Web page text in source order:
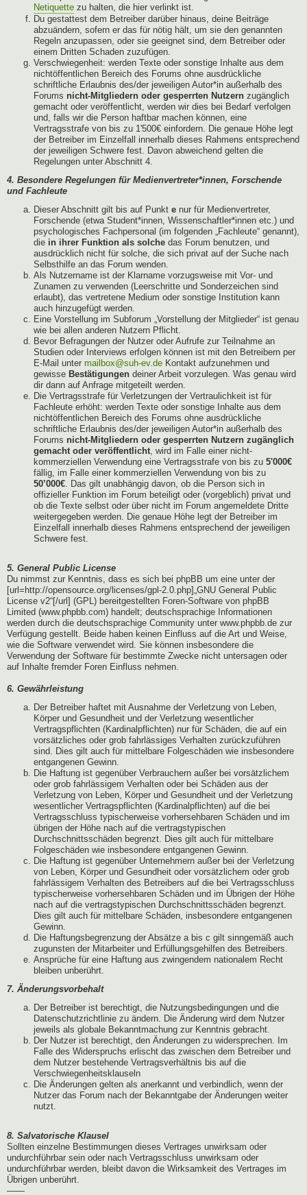
Netiquette zu halten, die hier verlinkt ist.
Du gestattest dem Betreiber darüber hinaus, deine Beiträge
abzuändern, sofern er das für nötig hält, um sie den genannten
Regeln anzupassen, oder sie geeignet sind, dem Betreiber oder
einem Dritten Schaden zuzufügen.
Verschwiegenheit: werden Texte oder sonstige Inhalte aus dem
nichtöffentlichen Bereich des Forums ohne ausdrückliche
schriftliche Erlaubnis des/der jeweiligen Autor*in außerhalb des
Forums nicht-Mitgliedern oder gesperrten Nutzern zugänglich
gemacht oder veröffentlicht, werden wir dies bei Bedarf verfolgen
und, falls wir die Person haftbar machen können, eine
Vertragsstrafe von bis zu 1'500€ einfordern. Die genaue Höhe legt
der Betreiber im Einzelfall innerhalb dieses Rahmens entsprechend
der jeweiligen Schwere fest. Davon abweichend gelten die
Regelungen unter Abschnitt 4.
4. Besondere Regelungen für Medienvertreter*innen, Forschende
und Fachleute
Dieser Abschnitt gilt bis auf Punkt e nur für Medienvertreter,
Forschende (etwa Student*innen, Wissenschaftler*innen etc.) und
psychologisches Fachpersonal (im folgenden „Fachleute“ genannt),
die in ihrer Funktion als solche das Forum benutzen, und
ausdrücklich nicht für solche, die sich privat auf der Suche nach
Selbsthilfe an das Forum wenden.
Als Nutzername ist der Klarname vorzugsweise mit Vor- und
Zunamen zu verwenden (Leerschritte und Sonderzeichen sind
erlaubt), das vertretene Medium oder sonstige Institution kann
auch hinzugefügt werden.
Eine Vorstellung im Subforum „Vorstellung der Mitglieder“ ist genau
wie bei allen anderen Nutzern Pflicht.
Bevor Befragungen der Nutzer oder Aufrufe zur Teilnahme an
Studien oder Interviews erfolgen können ist mit den Betreibern per
E-Mail unter mailbox@suh-ev.de Kontakt aufzunehmen und
gewisse Bestätigungen deiner Arbeit vorzulegen. Was genau wird
dir dann auf Anfrage mitgeteilt werden.
Die Vertragsstrafe für Verletzungen der Vertraulichkeit ist für
Fachleute erhöht: werden Texte oder sonstige Inhalte aus dem
nichtöffentlichen Bereich des Forums ohne ausdrückliche
schriftliche Erlaubnis des/der jeweiligen Autor*in außerhalb des
Forums nicht-Mitgliedern oder gesperrten Nutzern zugänglich
gemacht oder veröffentlicht , wird im Falle einer nicht-
kommerziellen Verwendung eine Vertragsstrafe von bis zu 5'000€
fällig, im Falle einer kommerziellen Verwendung von bis zu
50’000€ . Das gilt unabhängig davon, ob die Person sich in
offizieller Funktion im Forum beteiligt oder (vorgeblich) privat und
ob die Texte selbst oder über nicht im Forum angemeldete Dritte
weitergegeben werden. Die genaue Höhe legt der Betreiber im
Einzelfall innerhalb dieses Rahmens entsprechend der jeweiligen
Schwere fest.
5. General Public License
Du nimmst zur Kenntnis, dass es sich bei phpBB um eine unter der
[url=http://opensource.org/licenses/gpl-2.0.php]„GNU General Public
License v2“[/url] (GPL) bereitgestellten Foren-Software von phpBB
Limited (www.phpbb.com) handelt; deutschsprachige Informationen
werden durch die deutschsprachige Community unter www.phpbb.de zur
Verfügung gestellt. Beide haben keinen Einfluss auf die Art und Weise,
wie die Software verwendet wird. Sie können insbesondere die
Verwendung der Software für bestimmte Zwecke nicht untersagen oder
auf Inhalte fremder Foren Einfluss nehmen.
6. Gewährleistung
Der Betreiber haftet mit Ausnahme der Verletzung von Leben,
Körper und Gesundheit und der Verletzung wesentlicher
Vertragspflichten (Kardinalpflichten) nur für Schäden, die auf ein
vorsätzliches oder grob fahrlässiges Verhalten zurückzuführen
sind. Dies gilt auch für mittelbare Folgeschäden wie insbesondere
entgangenen Gewinn.
Die Haftung ist gegenüber Verbrauchern außer bei vorsätzlichem
oder grob fahrlässigem Verhalten oder bei Schäden aus der
Verletzung von Leben, Körper und Gesundheit und der Verletzung
wesentlicher Vertragspflichten (Kardinalpflichten) auf die bei
Vertragsschluss typischerweise vorhersehbaren Schäden und im
übrigen der Höhe nach auf die vertragstypischen
Durchschnittsschäden begrenzt. Dies gilt auch für mittelbare
Folgeschäden wie insbesondere entgangenen Gewinn.
Die Haftung ist gegenüber Unternehmern außer bei der Verletzung
von Leben, Körper und Gesundheit oder vorsätzlichem oder grob
fahrlässigem Verhalten des Betreibers auf die bei Vertragsschluss
typischerweise vorhersehbaren Schäden und im Übrigen der Höhe
nach auf die vertragstypischen Durchschnittsschäden begrenzt.
Dies gilt auch für mittelbare Schäden, insbesondere entgangenen
Gewinn.
Die Haftungsbegrenzung der Absätze a bis c gilt sinngemäß auch
zugunsten der Mitarbeiter und Erfüllungsgehilfen des Betreibers.
Ansprüche für eine Haftung aus zwingendem nationalem Recht
bleiben unberührt.
7. Änderungsvorbehalt
Der Betreiber ist berechtigt, die Nutzungsbedingungen und die
Datenschutzrichtlinie zu ändern. Die Änderung wird dem Nutzer
jeweils als globale Bekanntmachung zur Kenntnis gebracht.
Der Nutzer ist berechtigt, den Änderungen zu widersprechen. Im
Falle des Widerspruchs erlischt das zwischen dem Betreiber und
dem Nutzer bestehende Vertragsverhältnis bis auf die
Verschwiegenheitsklauseln
Die Änderungen gelten als anerkannt und verbindlich, wenn der
Nutzer das Forum nach der Bekanntgabe der Änderungen weiter
nutzt.
8. Salvatorische Klausel
Sollten einzelne Bestimmungen dieses Vertrages unwirksam oder
undurchführbar sein oder nach Vertragsschluss unwirksam oder
undurchführbar werden, bleibt davon die Wirksamkeit des Vertrages im
Übrigen unberührt.
——